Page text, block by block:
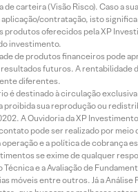
de carteira (Visão Risco). Caso a
aplicação/contratação, isto
produtos oferecidos pela XP
investimento.
de produtos financeiros pode
futuros. A rentabilidade
diferentes.
é destinado à circulação
proibida sua reprodução ou
A Ouvidoria da XP
pode ser realizado por meio
operação e a política de cobrança
se exime de qualquer
Técnica e a Avaliação de
móveis entre outros. Já a